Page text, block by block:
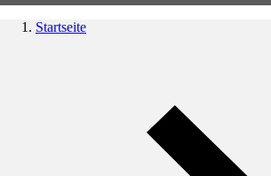
Startseite